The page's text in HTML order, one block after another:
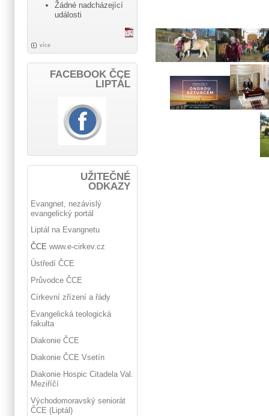
Žádné nadcházející
události
více
FACEBOOK ČCE
LIPTÁL
UŽITEČNÉ
ODKAZY
Evangnet, nezávislý
evangelický portál
Liptál na Evangnetu
ČCE www.e-cirkev.cz
Ústředí ČCE
Průvodce ČCE
Církevní zřízení a řády
Evangelická teologická
fakulta
Diakonie ČCE
Diakonie ČCE Vsetín
Diakonie Hospic Citadela Val.
Meziříčí
Východomoravský seniorát
ČCE (Liptál)